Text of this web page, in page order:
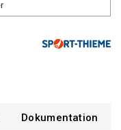
Dokumentation